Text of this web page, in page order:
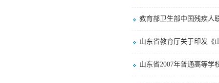
教育部卫生部中国残疾人
山东省教育厅关于印发《
山东省2007年普通高等学